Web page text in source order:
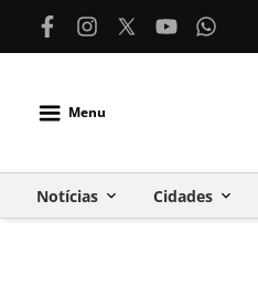
Menu
Notícias Cidades